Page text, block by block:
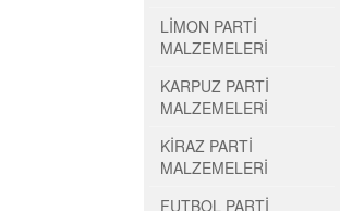
LİMON PARTİ
MALZEMELERİ
KARPUZ PARTİ
MALZEMELERİ
KİRAZ PARTİ
MALZEMELERİ
FUTBOL PARTİ